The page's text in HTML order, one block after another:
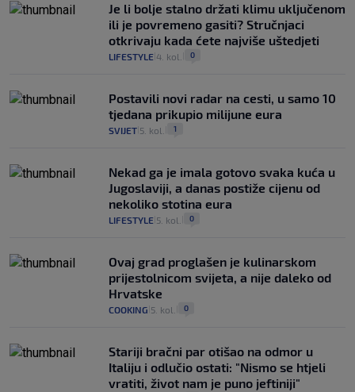
Je li bolje stalno držati klimu uključenom
ili je povremeno gasiti? Stručnjaci
otkrivaju kada ćete najviše uštedjeti
LIFESTYLE 4. kol. 0
Postavili novi radar na cesti, u samo 10
tjedana prikupio milijune eura
SVIJET 5. kol. 1
Nekad ga je imala gotovo svaka kuća u
Jugoslaviji, a danas postiže cijenu od
nekoliko stotina eura
LIFESTYLE 5. kol. 0
Ovaj grad proglašen je kulinarskom
prijestolnicom svijeta, a nije daleko od
Hrvatske
COOKING 5. kol. 0
Stariji bračni par otišao na odmor u
Italiju i odlučio ostati: "Nismo se htjeli
vratiti, život nam je puno jeftiniji"